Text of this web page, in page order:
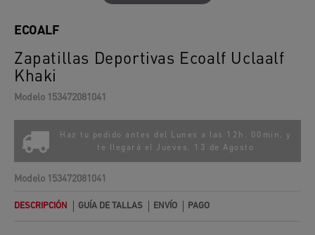
Zapatillas Deportivas Ecoalf Uclaalf
Khaki
ECOALF
Modelo 153472081041
Haz tu pedido antes del Lunes a las 12h. 00min. y
te llegará el Jueves, 13 de Agosto
Modelo 153472081041
DESCRIPCIÓN GUÍA DE TALLAS ENVÍO PAGO